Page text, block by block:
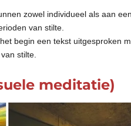
zowel individueel als aan
van stilte.
begin een tekst uitgesproken
stilte.
meditatie)